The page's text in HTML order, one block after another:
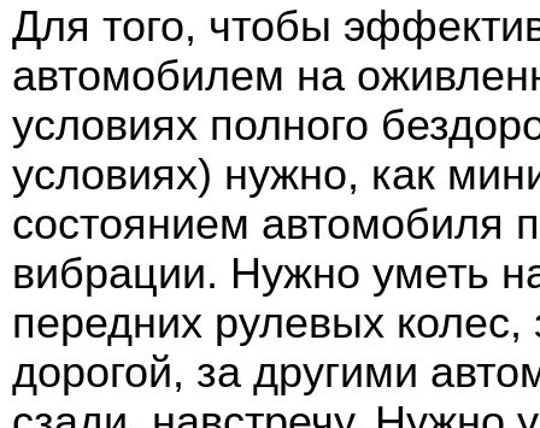
Для того, чтобы
автомобилем на
условиях полного
условиях) нужно, как
состоянием автомобиля
вибрации. Нужно уметь
передних рулевых
дорогой, за другими